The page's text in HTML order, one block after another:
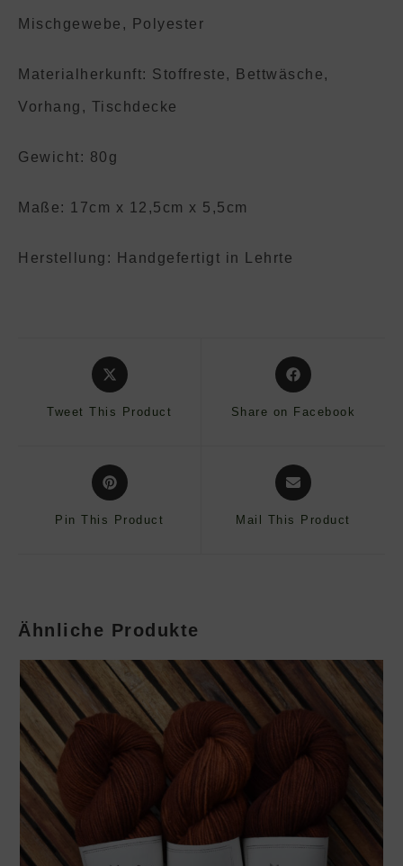
Mischgewebe, Polyester
Materialherkunft: Stoffreste, Bettwäsche,
Vorhang, Tischdecke
Gewicht: 80g
Maße: 17cm x 12,5cm x 5,5cm
Herstellung: Handgefertigt in Lehrte
Opens
in
Tweet This Product
Opens
in
Share on Facebook
Opens
in
Pin This Product
Opens
in
Mail This Product
Ähnliche Produkte